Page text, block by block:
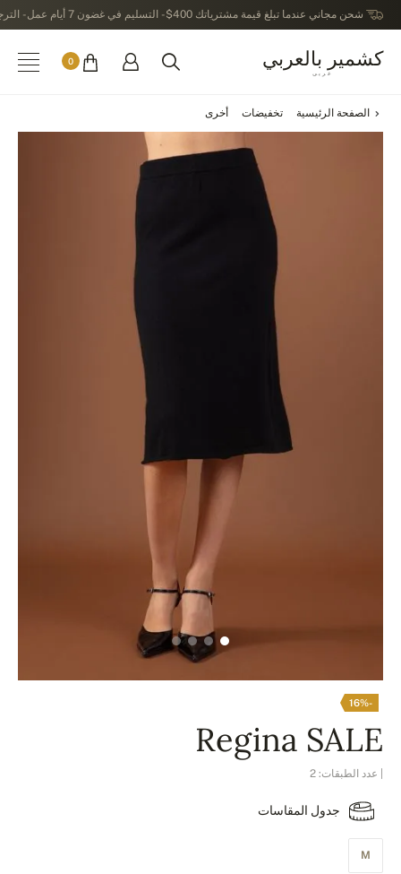
شحن مجاني عندما تبلغ قيمة مشترياتك 400$ - التسليم في غضون 7 أيام عمل - الترجيع في خلال 14 يوماً بعد الاستلام
كشمير بالعربي
عربى
0
الصفحة الرئيسية تخفيضات أخرى
-16%
Regina SALE
| عدد الطبقات: 2
جدول المقاسات
M